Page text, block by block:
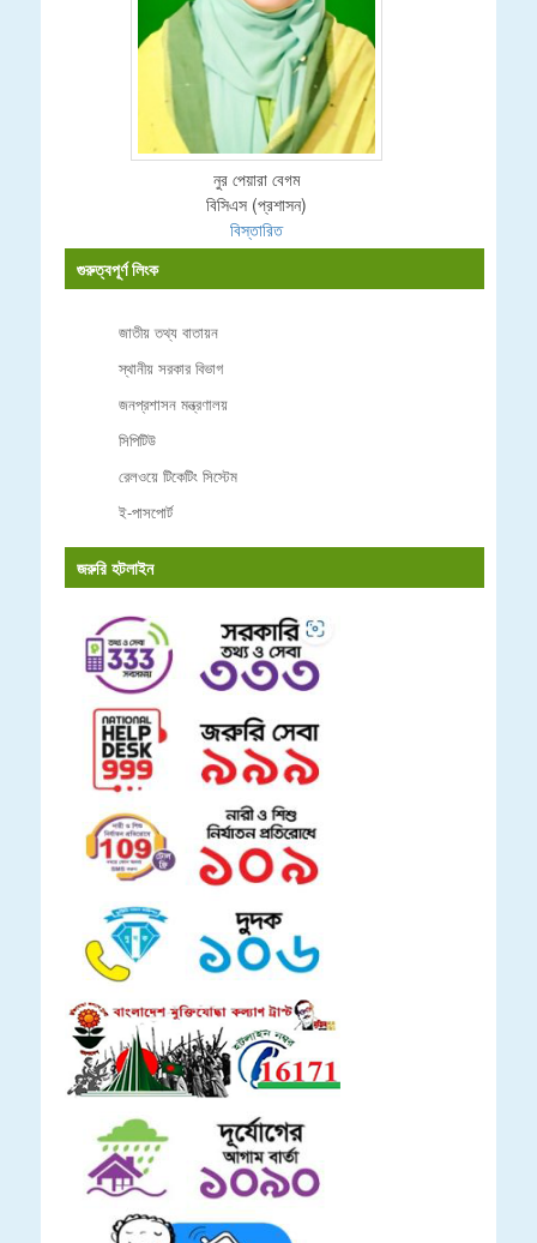
নুর পেয়ারা বেগম
বিসিএস (প্রশাসন)
বিস্তারিত
গুরুত্বপূর্ণ লিংক
জাতীয় তথ্য বাতায়ন
স্থানীয় সরকার বিভাগ
জনপ্রশাসন মন্ত্রণালয়
সিপিটিউ
রেলওয়ে টিকেটিং সিস্টেম
ই-পাসপোর্ট
জরুরি হটলাইন